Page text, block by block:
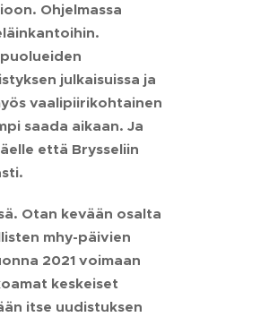
Ohjelmassa
julkaisuissa ja
vaalipiirikohtainen
saada aikaan. Ja
että Brysseliin
Otan kevään osalta
mhy-päivien
2021 voimaan
keskeiset
itse uudistuksen